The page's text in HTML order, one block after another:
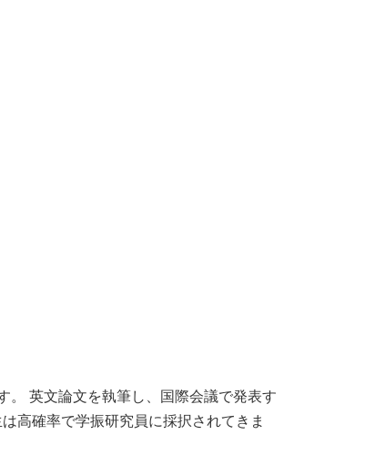
英文論文を執筆し、国際会議で発表す
高確率で学振研究員に採択されてきま